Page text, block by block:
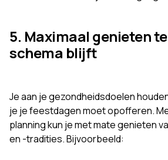
5. Maximaal genieten
schema blijft
Je aan je gezondheidsdoelen
je je feestdagen moet opofferen.
planning kun je met mate genieten
en -tradities. Bijvoorbeeld: